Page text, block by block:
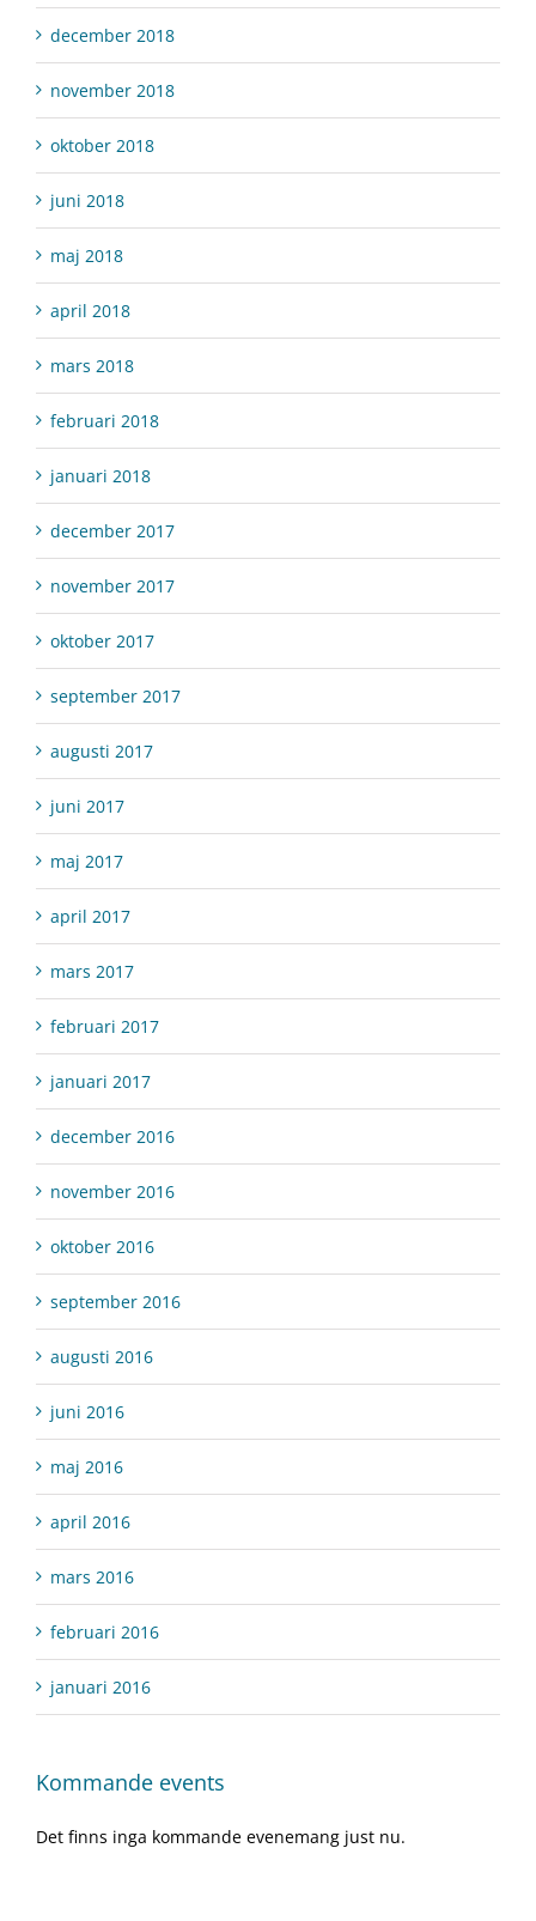
december 2018
november 2018
oktober 2018
juni 2018
maj 2018
april 2018
mars 2018
februari 2018
januari 2018
december 2017
november 2017
oktober 2017
september 2017
augusti 2017
juni 2017
maj 2017
april 2017
mars 2017
februari 2017
januari 2017
december 2016
november 2016
oktober 2016
september 2016
augusti 2016
juni 2016
maj 2016
april 2016
mars 2016
februari 2016
januari 2016
Kommande events
Det finns inga kommande evenemang just nu.